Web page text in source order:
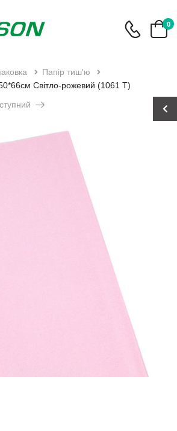
0
папір тиш'ю
Світло-рожевий (1061 T)